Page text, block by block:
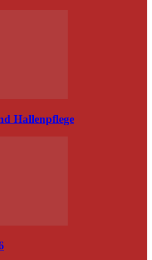
Hallenpflege